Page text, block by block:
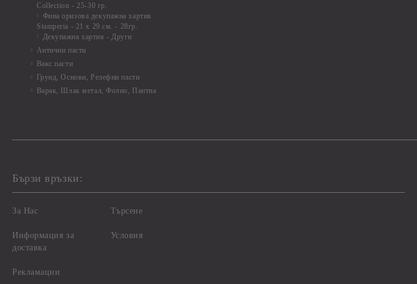
Collection - 25-30 гр.
Фина оризова декупажна хартия
Stamperia - 21 х 29.см. - 28гр.
Декупажна хартия - Други
Антични пасти
Вакс пасти
Грунд, Основи, Релефни пасти
Варак, Шлак метал, Фолио, Пантна
Бързи връзки:
За Нас
Информация за
доставка
Рекламации
Търсене
Условия